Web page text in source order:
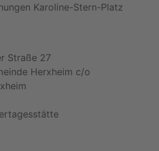
Karoline-Stern-Platz
Straße 27
Herxheim c/o